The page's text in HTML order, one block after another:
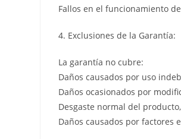
Fallos en el funcionamiento
4. Exclusiones de la Garantía:
La garantía no cubre:
Daños causados por uso
Daños ocasionados por
Desgaste normal del
Daños causados por factores